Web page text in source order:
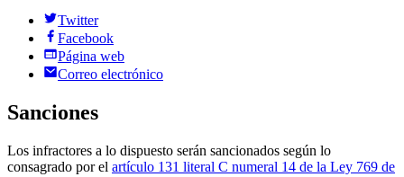
Twitter
Facebook
Página web
Correo electrónico
Sanciones
Los infractores a lo dispuesto serán sancionados según lo
consagrado por el artículo 131 literal C numeral 14 de la Ley 769 de